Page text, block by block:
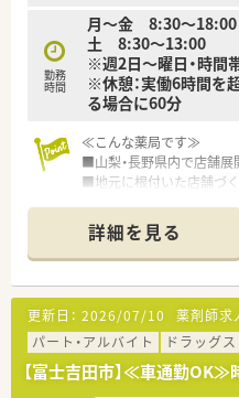
勤務
時間
月～金 8:30～18:00
土 8:30～13:00
※週2日～曜日・時間
※休憩：実働6時間を
る場合に60分
≪こんな薬局です≫
■山梨・長野県内で店舗
■地元に根付いた店舗づ
■小児科門前にあり、メ
リニックからの処方箋に
■ドライブスルーを併設
います
詳細を見る
更新日： 2026/07/10 薬剤師求
パート・アルバイト
ドラッグ
【富士吉田市】≪車通勤